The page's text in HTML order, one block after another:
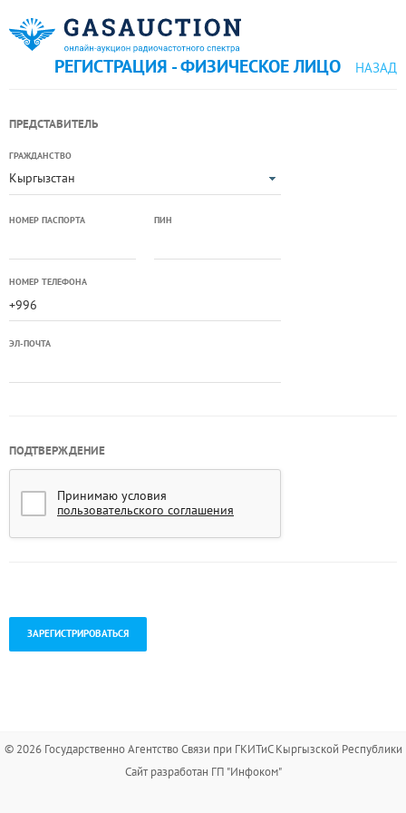
РЕГИСТРАЦИЯ - ФИЗИЧЕСКОЕ ЛИЦО НАЗАД
ПРЕДСТАВИТЕЛЬ
ГРАЖДАНСТВО
Кыргызстан
НОМЕР ПАСПОРТА ПИН
НОМЕР ТЕЛЕФОНА
ЭЛ-ПОЧТА
ПОДТВЕРЖДЕНИЕ
Принимаю условия
пользовательского соглашения
© 2026 Государственно Агентство Связи при ГКИТиС Кыргызской Республики
Сайт разработан ГП "Инфоком"